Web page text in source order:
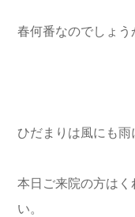
春何番なのでしょう
ひだまりは風にも雨
本日ご来院の方はく
い。